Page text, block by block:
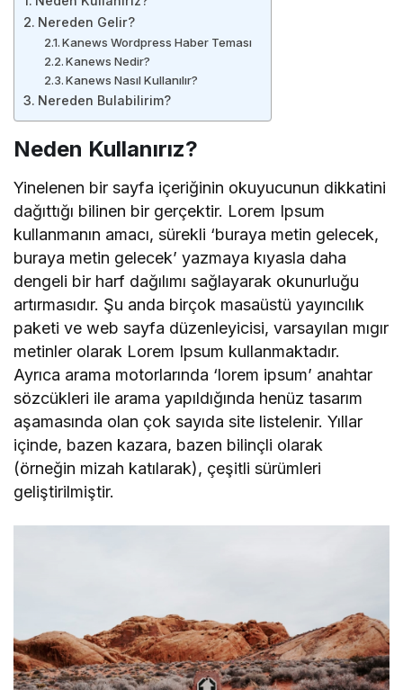
Nereden Gelir?
Kanews Wordpress Haber Teması
Kanews Nedir?
Kanews Nasıl Kullanılır?
Nereden Bulabilirim?
Neden Kullanırız?
Yinelenen bir sayfa içeriğinin okuyucunun dikkatini
dağıttığı bilinen bir gerçektir. Lorem Ipsum
kullanmanın amacı, sürekli ‘buraya metin gelecek,
buraya metin gelecek’ yazmaya kıyasla daha
dengeli bir harf dağılımı sağlayarak okunurluğu
artırmasıdır. Şu anda birçok masaüstü yayıncılık
paketi ve web sayfa düzenleyicisi, varsayılan mıgır
metinler olarak Lorem Ipsum kullanmaktadır.
Ayrıca arama motorlarında ‘lorem ipsum’ anahtar
sözcükleri ile arama yapıldığında henüz tasarım
aşamasında olan çok sayıda site listelenir. Yıllar
içinde, bazen kazara, bazen bilinçli olarak
(örneğin mizah katılarak), çeşitli sürümleri
geliştirilmiştir.